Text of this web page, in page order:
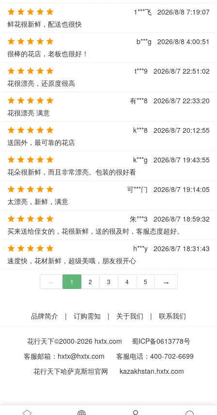
1***飞
2026/8/8 7:19:07
鲜花很新鲜，配送也很快
b***g
2026/8/8 4:00:51
很棒的花店，老板也很好！
t***9
2026/8/7 22:51:02
花很漂亮，还原度很高
有***8
2026/8/7 22:33:20
花很漂亮 满意
k***8
2026/8/7 20:12:55
送国外，最可靠的花店
k***g
2026/8/7 19:43:55
花朵很新鲜，而且非常漂亮。包装的很好看
可***门
2026/8/7 19:14:05
太漂亮，新鲜，满意
朱***3
2026/8/7 18:59:32
买来送给侄女的，花很新鲜，送的很及时，客服态度超好。
h***y
2026/8/7 18:31:43
速度快，花材新鲜，超级美哦，朋友很开心
← 1 2 3 4 5 →
品牌简介 | 订购需知 | 关于我们 | 联系我们
花行天下©2000-2026 hxtx.com
蜀ICP备0613778号
客服邮箱： hxtx@hxtx.com 客服电话： 400-702-6699
花行天下哈萨克斯坦官网
kazakhstan.hxtx.com